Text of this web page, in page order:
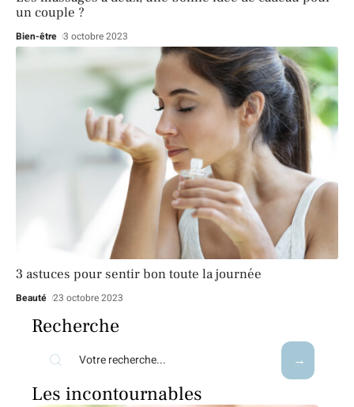
un couple ?
Bien-être 3 octobre 2023
3 astuces pour sentir bon toute la journée
Beauté 23 octobre 2023
Recherche
Les incontournables